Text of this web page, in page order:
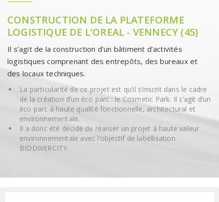
CONSTRUCTION DE LA PLATEFORME
LOGISTIQUE DE L’OREAL - VENNECY (45)
Il s’agit de la construction d’un bâtiment d’activités
logistiques comprenant des entrepôts, des bureaux et
des locaux techniques.
La particularité de ce projet est qu’il s’inscrit dans le cadre
de la création d’un éco parc : le Cosmetic Park. Il s’agit d’un
éco parc à haute qualité fonctionnelle, architectural et
environnementale.
Il a donc été décidé de réaliser un projet à haute valeur
environnementale avec l’objectif de labellisation
BIODIVERCITY.